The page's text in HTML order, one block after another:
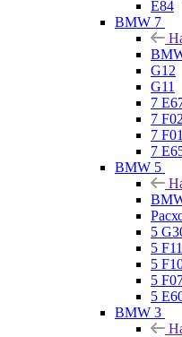
E84
BMW 7
G12
G11
7
7 F02
7 F01
7
BMW 5
5
5 F11
5
5
5
BMW 3